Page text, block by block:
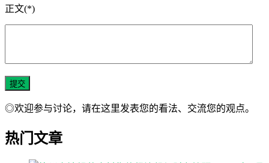
正文(*)
◎欢迎参与讨论，请在这里发表您的看法、交流您的观点。
热门文章